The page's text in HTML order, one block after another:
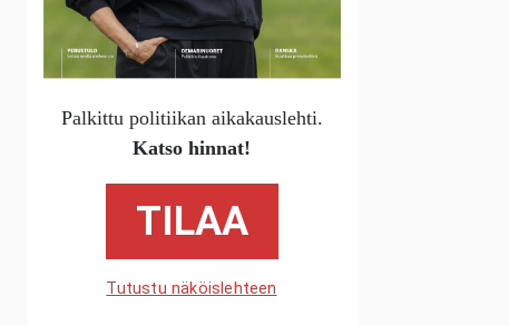
Palkittu politiikan aikakauslehti.
Katso hinnat!
TILAA
Tutustu näköislehteen